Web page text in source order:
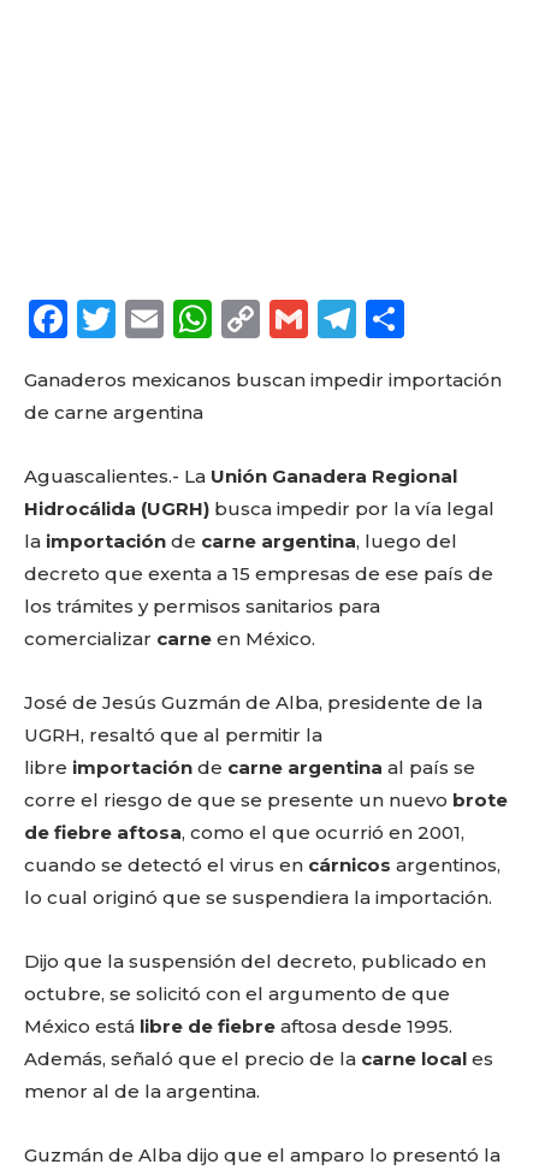
F
c
e
b
o
o
k
T
it
te
r
E
ai
l
W
a
A
p
p
C
p
Li
n
k
G
ai
T
e
ra
m
m
a
rt
ir
Ganaderos mexicanos buscan impedir importación
de carne argentina
Aguascalientes.- La Unión Ganadera Regional
Hidrocálida (UGRH) busca impedir por la vía legal
la importación de carne argentina, luego del
decreto que exenta a 15 empresas de ese país de
los trámites y permisos sanitarios para
comercializar carne en México.
José de Jesús Guzmán de Alba, presidente de la
UGRH, resaltó que al permitir la
libre importación de carne argentina al país se
corre el riesgo de que se presente un nuevo brote
de fiebre aftosa, como el que ocurrió en 2001,
cuando se detectó el virus en cárnicos argentinos,
lo cual originó que se suspendiera la importación.
Dijo que la suspensión del decreto, publicado en
octubre, se solicitó con el argumento de que
México está libre de fiebre aftosa desde 1995.
Además, señaló que el precio de la carne local es
menor al de la argentina.
Guzmán de Alba dijo que el amparo lo presentó la